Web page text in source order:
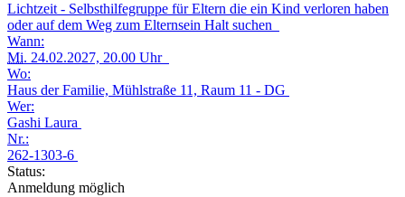
Lichtzeit - Selbsthilfegruppe für Eltern die ein Kind verloren haben
oder auf dem Weg zum Elternsein Halt suchen
Wann:
Mi. 24.02.2027, 20.00 Uhr
Wo:
Haus der Familie, Mühlstraße 11, Raum 11 - DG
Wer:
Gashi Laura
Nr.:
262-1303-6
Status:
Anmeldung möglich